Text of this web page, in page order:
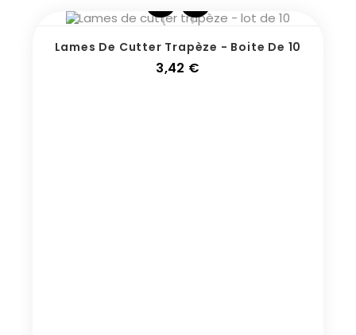
Lames De Cutter Trapèze - Boite De 10
3,42 €